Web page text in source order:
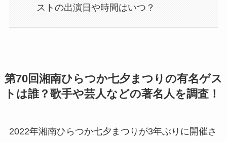
ストの出演日や時間はいつ？
第70回湘南ひらつか七夕まつりの有名ゲス
トは誰？歌手や芸人などの著名人を調査！
2022年湘南ひらつか七夕まつりが3年ぶりに開催さ